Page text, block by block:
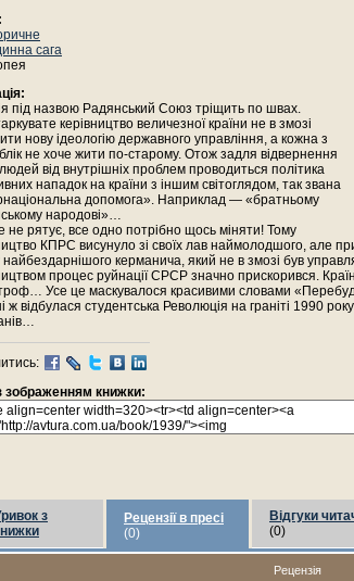
сага
під назвою Радянський Союз тріщить по швах.
керівництво величезної країни не в змозі
нову ідеологію державного управління, а кожна з
не хоче жити по-старому. Отож задля відвернення
від внутрішніх проблем проводиться політика
нападок на країни з іншим світоглядом, так звана
допомога». Наприклад — «братньому
народові»…
не рятує, все одно потрібно щось міняти! Тому
КПРС висунуло зі своїх лав наймолодшого, але
керманича, який не в змозі був
процес руйнації СРСР значно прискорився.
Усе це маскувалося красивими словами
ж відбулася студентська Революція на граніті 1990
зображенням книжки:
з
Рецензії в пресі
(0)
Відгуки
(0)
Рецензія